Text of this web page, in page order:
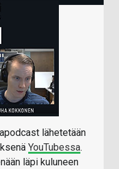
lähetetään
YouTubessa.
läpi kuluneen